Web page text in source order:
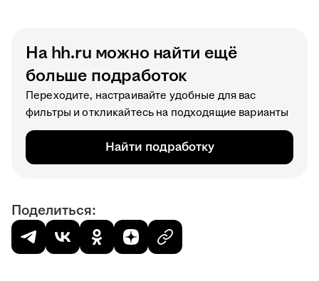
На hh.ru можно найти ещё
больше подработок
Переходите, настраивайте удобные для вас
фильтры и откликайтесь на подходящие варианты
Найти подработку
Поделиться: